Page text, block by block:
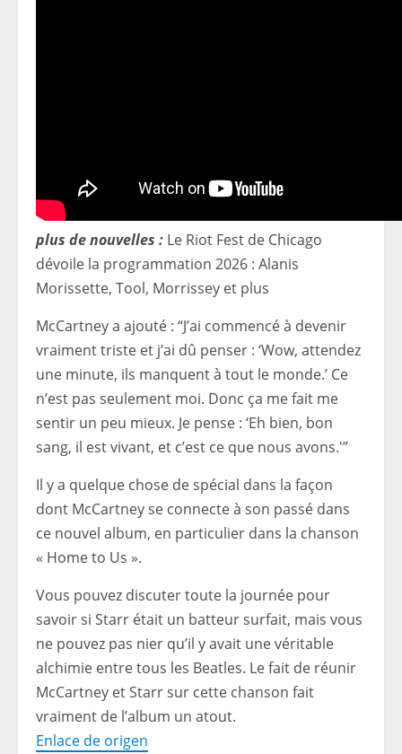
plus de nouvelles : Le Riot Fest de Chicago
dévoile la programmation 2026 : Alanis
Morissette, Tool, Morrissey et plus
McCartney a ajouté : “J’ai commencé à devenir
vraiment triste et j’ai dû penser : ‘Wow, attendez
une minute, ils manquent à tout le monde.’ Ce
n’est pas seulement moi. Donc ça me fait me
sentir un peu mieux. Je pense : ‘Eh bien, bon
sang, il est vivant, et c’est ce que nous avons.'”
Il y a quelque chose de spécial dans la façon
dont McCartney se connecte à son passé dans
ce nouvel album, en particulier dans la chanson
« Home to Us ».
Vous pouvez discuter toute la journée pour
savoir si Starr était un batteur surfait, mais vous
ne pouvez pas nier qu’il y avait une véritable
alchimie entre tous les Beatles. Le fait de réunir
McCartney et Starr sur cette chanson fait
vraiment de l’album un atout.
Enlace de origen